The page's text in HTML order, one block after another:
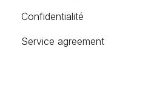
Confidentialité
Service agreement